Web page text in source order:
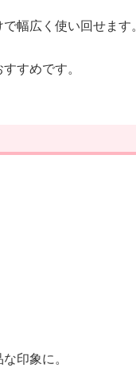
幅広く使い回せます。
すめです。
印象に。